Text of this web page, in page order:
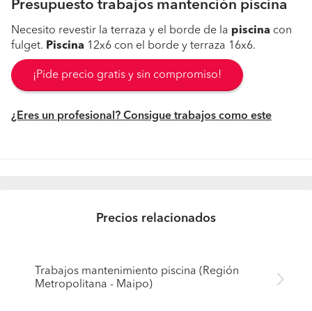
Presupuesto trabajos mantención piscina
Necesito revestir la terraza y el borde de la piscina con
fulget. Piscina 12x6 con el borde y terraza 16x6.
¡Pide precio gratis y sin compromiso!
¿Eres un profesional? Consigue trabajos como este
Precios relacionados
Trabajos mantenimiento piscina (Región
Metropolitana - Maipo)